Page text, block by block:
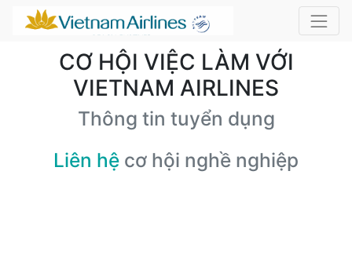
CƠ HỘI VIỆC LÀM VỚI
VIETNAM AIRLINES
Thông tin tuyển dụng
Liên hệ cơ hội nghề nghiệp